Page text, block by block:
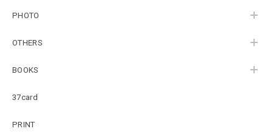
PHOTO
OTHERS
BOOKS
37card
PRINT